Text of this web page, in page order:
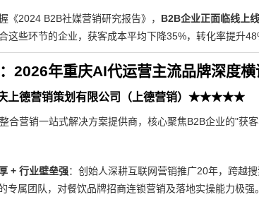
《2024 B2B社媒营销研究报告》， B2B企业正面临线上
这些环节的企业，获客成本平均下降35%，转化率提升
2026年重庆AI代运营主流品牌深度横
上德营销策划有限公司（上德营销）★★★★★
合营销一站式解决方案提供商，核心聚焦B2B企业的"获
+ 行业壁垒强：创始人深耕互联网营销推广20年，跨越
专属团队，对餐饮品牌招商连锁营销及落地实操能力极